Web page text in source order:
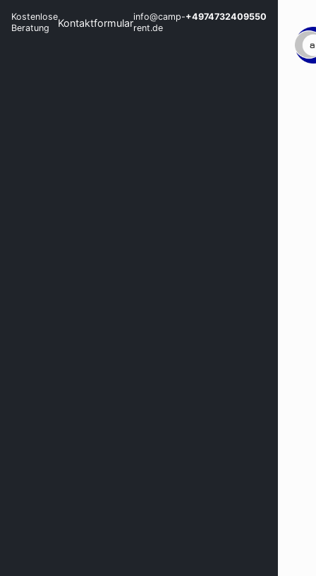
Kostenlose
Beratung
Kontaktformularinfo@camp-
rent.de
+4974732409550